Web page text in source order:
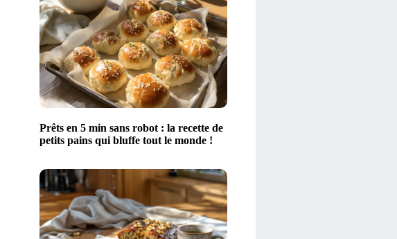
Prêts en 5 min sans robot : la recette de
petits pains qui bluffe tout le monde !